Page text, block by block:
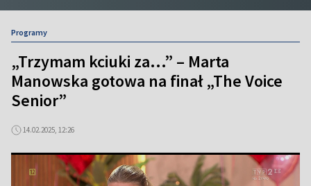
Programy
„Trzymam kciuki za...” – Marta
Manowska gotowa na finał „The Voice
Senior”
14.02.2025, 12:26